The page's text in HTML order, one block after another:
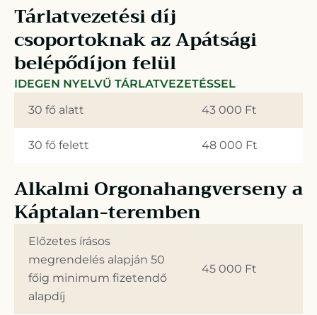
Tárlatvezetési díj
csoportoknak az Apátsági
belépődíjon felül
IDEGEN NYELVŰ TÁRLATVEZETÉSSEL
30 fő alatt
43 000 Ft
30 fő felett 48 000 Ft
Alkalmi Orgonahangverseny a
Káptalan-teremben
Előzetes írásos
megrendelés alapján 50
főig minimum fizetendő
alapdíj
45 000 Ft